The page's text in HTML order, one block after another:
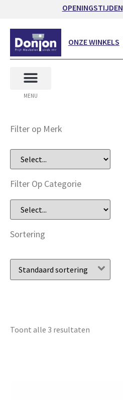
OPENINGSTIJDEN
ONZE WINKELS
MENU
Filter op Merk
Filter Op Categorie
Sortering
Toont alle 3 resultaten